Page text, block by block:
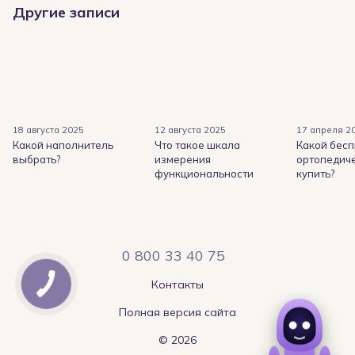
Другие записи
18 августа 2025
Какой наполнитель
выбрать?
12 августа 2025
Что такое шкала
измерения
функциональности
17 апреля
Какой
купить?
0 800 33 40 75
Контакты
Полная версия сайта
© 2026